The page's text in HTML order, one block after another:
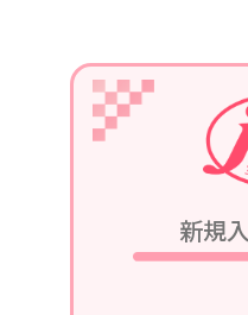
2024年1月22日
第3回定例会議in
青年部の協力を
令和5年9月25
定例会議in軽井
新規